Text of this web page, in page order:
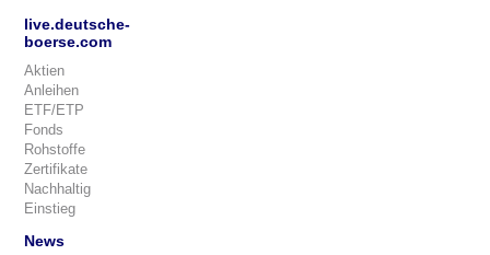
live.deutsche-
boerse.com
Aktien
Anleihen
ETF/ETP
Fonds
Rohstoffe
Zertifikate
Nachhaltig
Einstieg
News